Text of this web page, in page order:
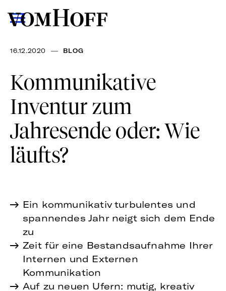
16.12.2020 — BLOG
Kommunikative
Inventur zum
Jahresende oder: Wie
läufts?
Ein kommunikativ turbulentes und
spannendes Jahr neigt sich dem Ende
zu
Zeit für eine Bestandsaufnahme Ihrer
Internen und Externen
Kommunikation
Auf zu neuen Ufern: mutig, kreativ